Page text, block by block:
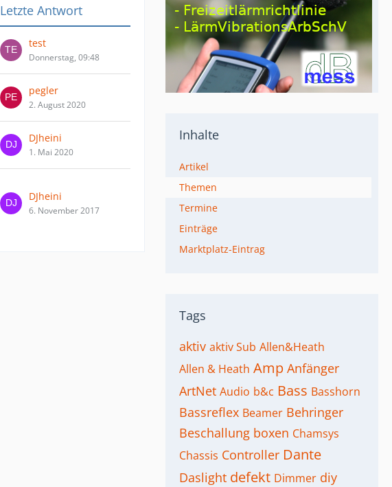
Letzte Antwort
test
Donnerstag, 09:48
pegler
2. August 2020
DJheini
1. Mai 2020
DJheini
6. November 2017
Inhalte
Artikel
Themen
Termine
Einträge
Marktplatz-Eintrag
Tags
aktiv aktiv Sub Allen&Heath
Allen & Heath Amp Anfänger
ArtNet Audio b&c Bass Basshorn
Bassreflex Beamer Behringer
Beschallung boxen Chamsys
Chassis Controller Dante
Daslight defekt Dimmer diy